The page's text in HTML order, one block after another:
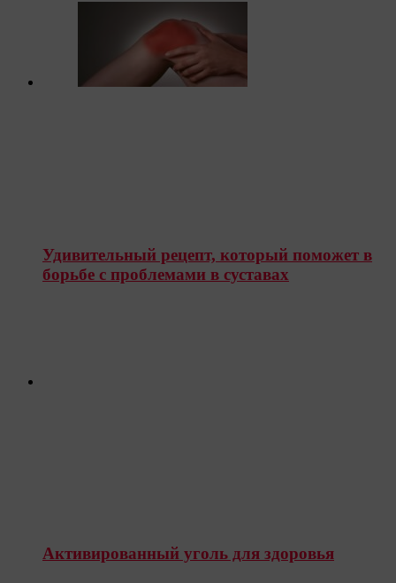
Удивительный рецепт, который поможет в
борьбе с проблемами в суставах
Активированный уголь для здоровья